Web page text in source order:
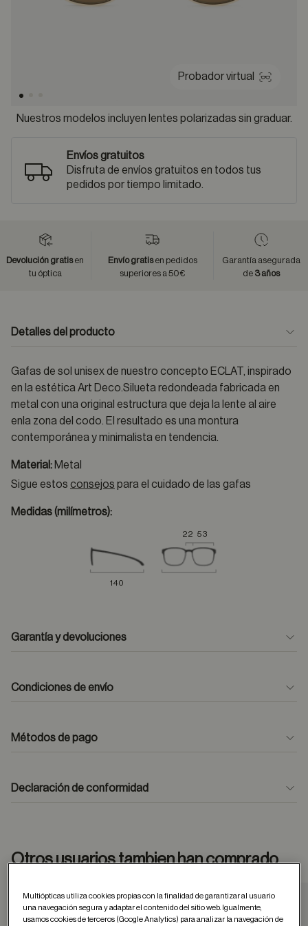
Probador virtual
Nuestros modelos incluyen lentes polarizadas sin graduar.
Envíos gratuitos
Disfruta de envíos gratuitos en todos tus
pedidos por tiempo limitado.
Devolución gratisen
tu óptica
Envío gratisen pedidos
superiores a 50€
Garantía asegurada
de 3 años
Detalles del producto
Gafas de sol unisex de nuestro concepto ECLAT, inspirado
en la estética Art Deco.Silueta redondeada fabricada en
metal con una original estructura que deja la lente al aire
enla zona del codo. El resultado es una montura
contemporánea y minimalista en tendencia.
Material: Metal
Sigue estos consejos para el cuidado de las gafas
Medidas (milímetros):
22 53
140
Garantía y devoluciones
Condiciones de envío
Métodos de pago
Declaración de conformidad
Otros usuarios tambien han comprado
Guardar en
Multiópticas utiliza cookies propias con la finalidad de garantizar al usuario
una navegación segura y adaptar el contenido del sitio web. Igualmente,
usamos cookies de terceros (Google Analytics) para analizar la navegación de